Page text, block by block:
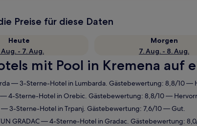
Preise für diese Daten
Heute
Aug. - 7. Aug.
Morgen
7. Aug. - 8. Aug.
mit Pool in Kremena auf
— 3-Sterne-Hotel in Lumbarda. Gästebewertung: 8,8/10 —
— 4-Sterne-Hotel in Orebic. Gästebewertung: 8,8/10 —
— 3-Sterne-Hotel in Trpanj. Gästebewertung: 7,6/10 — Gut.
GRADAC— 4-Sterne-Hotel in Gradac. Gästebewertung: